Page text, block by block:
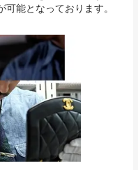
能となっております。